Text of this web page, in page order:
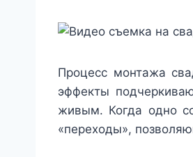
Процесс монтажа
эффекты
живым. Когда одно
«переходы»,